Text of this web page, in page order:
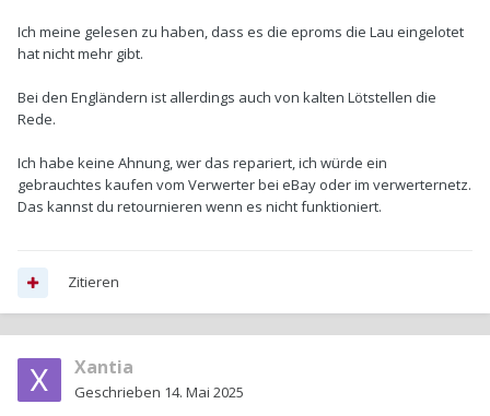
Ich meine gelesen zu haben, dass es die eproms die Lau eingelotet
hat nicht mehr gibt.
Bei den Engländern ist allerdings auch von kalten Lötstellen die
Rede.
Ich habe keine Ahnung, wer das repariert, ich würde ein
gebrauchtes kaufen vom Verwerter bei eBay oder im verwerternetz.
Das kannst du retournieren wenn es nicht funktioniert.
Zitieren
Xantia
Geschrieben 14. Mai 2025